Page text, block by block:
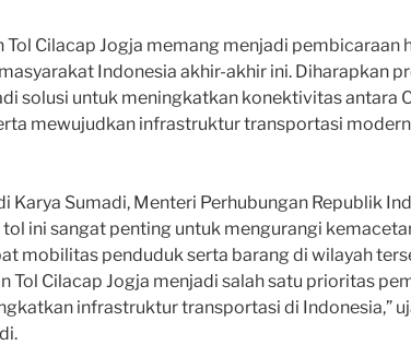
Tol Cilacap Jogja memang menjadi pembicaraan
Indonesia akhir-akhir ini. Diharapkan
solusi untuk meningkatkan konektivitas antara
mewujudkan infrastruktur transportasi
Karya Sumadi, Menteri Perhubungan Republik
ini sangat penting untuk mengurangi
mobilitas penduduk serta barang di wilayah
Tol Cilacap Jogja menjadi salah satu prioritas
infrastruktur transportasi di Indonesia,”